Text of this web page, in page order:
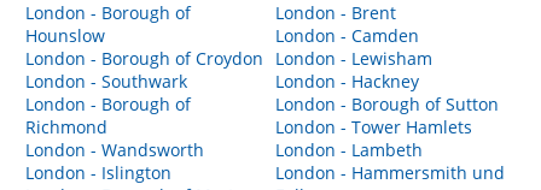
London - Borough of
Hounslow
London - Borough of Croydon
London - Southwark
London - Borough of
Richmond
London - Wandsworth
London - Islington
London - Brent
London - Camden
London - Lewisham
London - Hackney
London - Borough of Sutton
London - Tower Hamlets
London - Lambeth
London - Hammersmith und